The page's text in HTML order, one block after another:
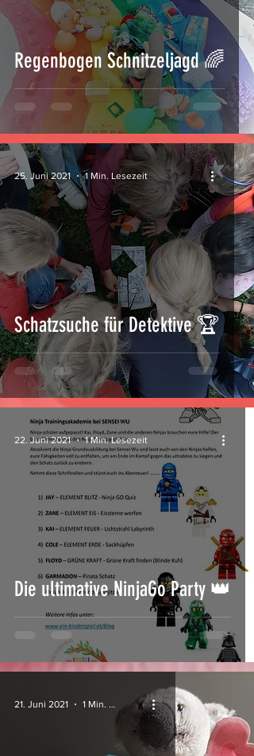
Regenbogen Schnitzeljagd 🌈
Schatzsuche für Detektive 🏆
25. Juni 2021 1 Min. Lesezeit
Die ultimative NinjaGo Party 👑
22. Juni 2021 1 Min. Lesezeit
21. Juni 2021 1 Min. Lesezeit